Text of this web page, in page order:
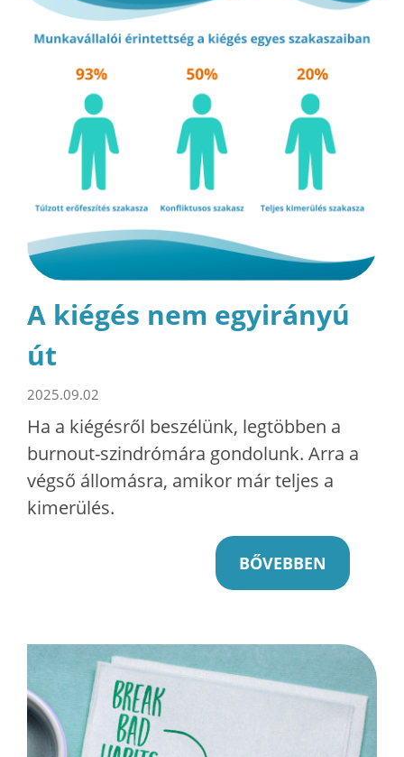
A kiégés nem egyirányú
út
2025.09.02
Ha a kiégésről beszélünk, legtöbben a
burnout-szindrómára gondolunk. Arra a
végső állomásra, amikor már teljes a
kimerülés.
BŐVEBBEN